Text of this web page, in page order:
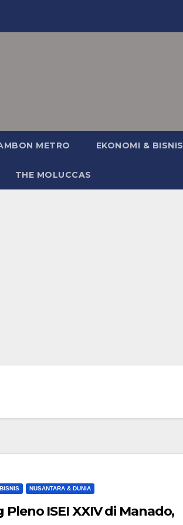
METRO EKONOMI & BISNIS
THE MOLUCCAS
NUSANTARA & DUNIA
Pleno ISEI XXIV di Manado,